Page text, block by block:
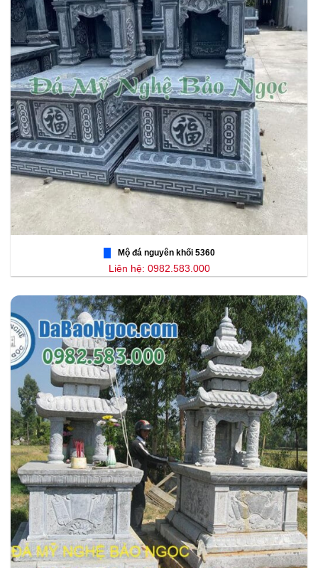
Mộ đá nguyên khối 5360
Liên hệ: 0982.583.000